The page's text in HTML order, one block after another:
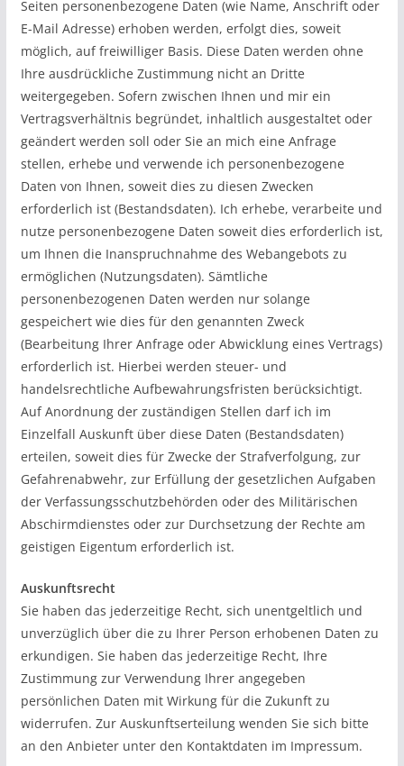
Seiten personenbezogene Daten (wie Name, Anschrift oder
E-Mail Adresse) erhoben werden, erfolgt dies, soweit
möglich, auf freiwilliger Basis. Diese Daten werden ohne
Ihre ausdrückliche Zustimmung nicht an Dritte
weitergegeben. Sofern zwischen Ihnen und mir ein
Vertragsverhältnis begründet, inhaltlich ausgestaltet oder
geändert werden soll oder Sie an mich eine Anfrage
stellen, erhebe und verwende ich personenbezogene
Daten von Ihnen, soweit dies zu diesen Zwecken
erforderlich ist (Bestandsdaten). Ich erhebe, verarbeite und
nutze personenbezogene Daten soweit dies erforderlich ist,
um Ihnen die Inanspruchnahme des Webangebots zu
ermöglichen (Nutzungsdaten). Sämtliche
personenbezogenen Daten werden nur solange
gespeichert wie dies für den genannten Zweck
(Bearbeitung Ihrer Anfrage oder Abwicklung eines Vertrags)
erforderlich ist. Hierbei werden steuer- und
handelsrechtliche Aufbewahrungsfristen berücksichtigt.
Auf Anordnung der zuständigen Stellen darf ich im
Einzelfall Auskunft über diese Daten (Bestandsdaten)
erteilen, soweit dies für Zwecke der Strafverfolgung, zur
Gefahrenabwehr, zur Erfüllung der gesetzlichen Aufgaben
der Verfassungsschutzbehörden oder des Militärischen
Abschirmdienstes oder zur Durchsetzung der Rechte am
geistigen Eigentum erforderlich ist.
Auskunftsrecht
Sie haben das jederzeitige Recht, sich unentgeltlich und
unverzüglich über die zu Ihrer Person erhobenen Daten zu
erkundigen. Sie haben das jederzeitige Recht, Ihre
Zustimmung zur Verwendung Ihrer angegeben
persönlichen Daten mit Wirkung für die Zukunft zu
widerrufen. Zur Auskunftserteilung wenden Sie sich bitte
an den Anbieter unter den Kontaktdaten im Impressum.